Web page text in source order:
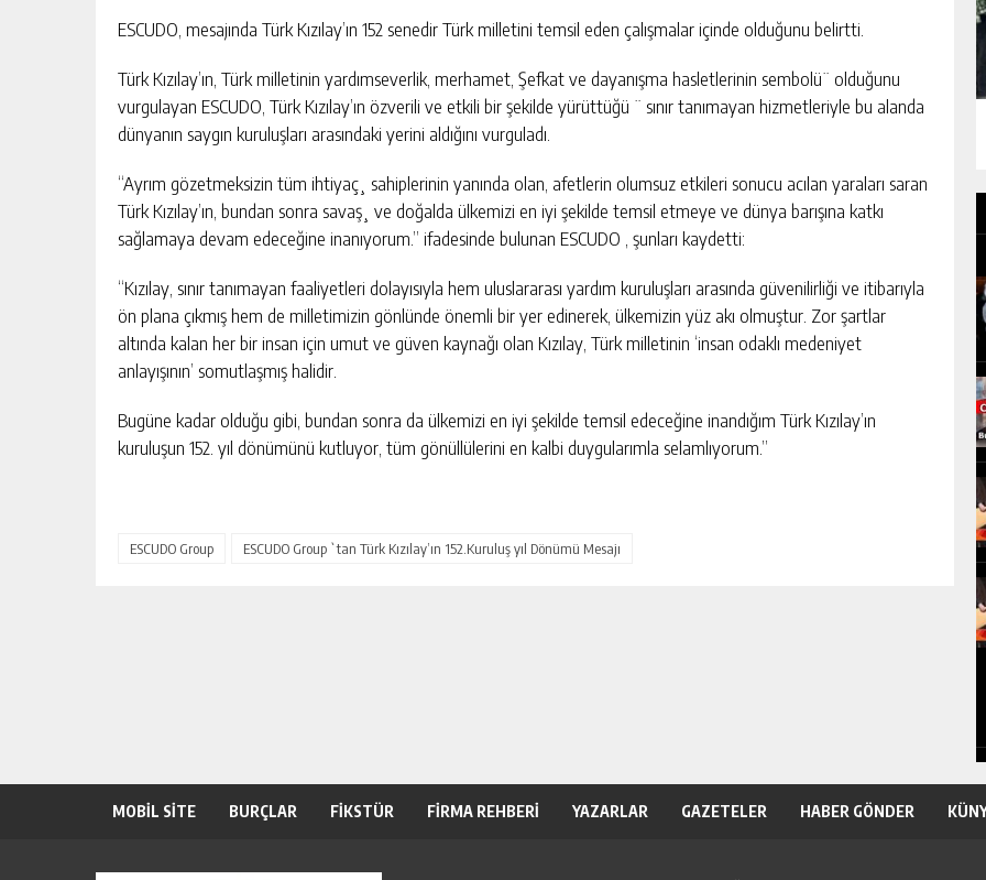
ESCUDO, mesajında Türk Kızılay’ın 152 senedir Türk milletini temsil eden çalışmalar içinde olduğunu belirtti.
Türk Kızılay’ın, Türk milletinin yardımseverlik, merhamet, Şefkat ve dayanışma hasletlerinin sembolü¨ olduğunu
vurgulayan ESCUDO, Türk Kızılay’ın özverili ve etkili bir şekilde yürüttüğü ¨ sınır tanımayan hizmetleriyle bu alanda
dünyanın saygın kuruluşları arasındaki yerini aldığını vurguladı.
“Ayrım gözetmeksizin tüm ihtiyaç¸ sahiplerinin yanında olan, afetlerin olumsuz etkileri sonucu acılan yaraları saran
Türk Kızılay’ın, bundan sonra savaş¸ ve doğalda ülkemizi en iyi şekilde temsil etmeye ve dünya barışına katkı
sağlamaya devam edeceğine inanıyorum.” ifadesinde bulunan ESCUDO , şunları kaydetti:
“Kızılay, sınır tanımayan faaliyetleri dolayısıyla hem uluslararası yardım kuruluşları arasında güvenilirliği ve itibarıyla
ön plana çıkmış hem de milletimizin gönlünde önemli bir yer edinerek, ülkemizin yüz akı olmuştur. Zor şartlar
altında kalan her bir insan için umut ve güven kaynağı olan Kızılay, Türk milletinin ‘insan odaklı medeniyet
anlayışının’ somutlaşmış halidir.
Bugüne kadar olduğu gibi, bundan sonra da ülkemizi en iyi şekilde temsil edeceğine inandığım Türk Kızılay’ın
kuruluşun 152. yıl dönümünü kutluyor, tüm gönüllülerini en kalbi duygularımla selamlıyorum.”
ESCUDO Group ESCUDO Group `tan Türk Kızılay’ın 152.Kuruluş yıl Dönümü Mesajı
MOBİL SİTE BURÇLAR FİKSTÜR FİRMA REHBERİ YAZARLAR GAZETELER HABER GÖNDER